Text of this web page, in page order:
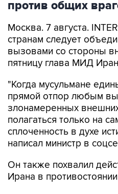
Москва. 7 августа.
вызовами со стороны
пятницу глава МИД
"Когда мусульмане
злонамеренных
полагаться только на
сплоченность в духе
написал министр в
Он также похвалил
"Мощные вооруженные